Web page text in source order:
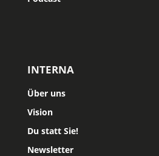
INTERNA
Über uns
Vision
Du statt Sie!
Newsletter